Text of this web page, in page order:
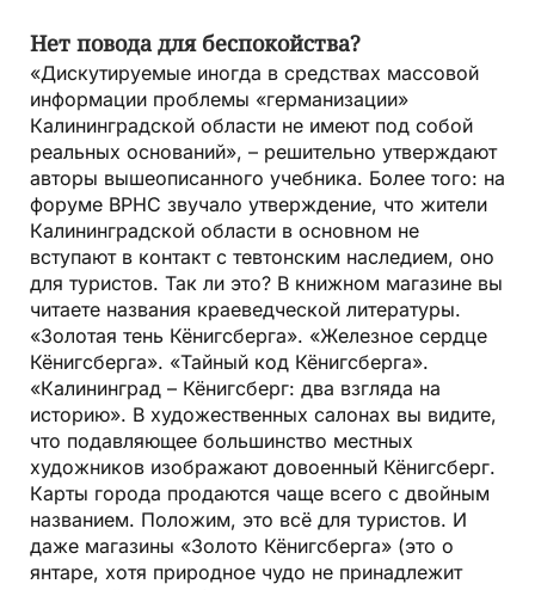
Нет повода для беспокойства?
«Дискутируемые иногда в средствах массовой
информации проблемы «германизации»
Калининградской области не имеют под собой
реальных оснований», – решительно утверждают
авторы вышеописанного учебника. Более того: на
форуме ВРНС звучало утверждение, что жители
Калининградской области в основном не
вступают в контакт с тевтонским наследием, оно
для туристов. Так ли это? В книжном магазине вы
читаете названия краеведческой литературы.
«Золотая тень Кёнигсберга». «Железное сердце
Кёнигсберга». «Тайный код Кёнигсберга».
«Калининград – Кёнигсберг: два взгляда на
историю». В художественных салонах вы видите,
что подавляющее большинство местных
художников изображают довоенный Кёнигсберг.
Карты города продаются чаще всего с двойным
названием. Положим, это всё для туристов. И
даже магазины «Золото Кёнигсберга» (это о
янтаре, хотя природное чудо не принадлежит